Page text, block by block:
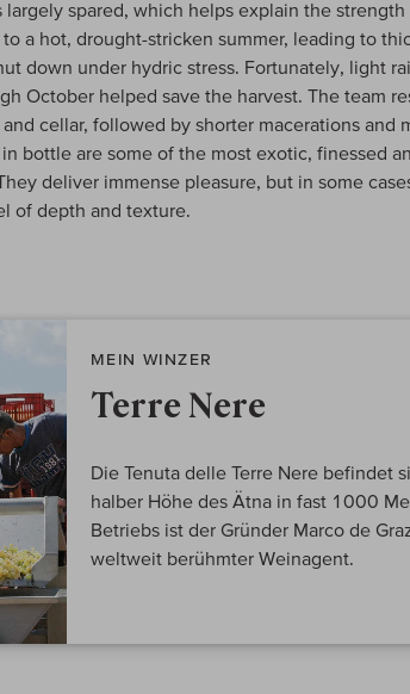
largely spared, which helps explain the strength
a hot, drought-stricken summer, leading to
down under hydric stress. Fortunately, light
October helped save the harvest. The team
cellar, followed by shorter macerations and
bottle are some of the most exotic, finessed
deliver immense pleasure, but in some
of depth and texture.
MEIN WINZER
Terre Nere
Die Tenuta delle Terre Nere befindet
halber Höhe des Ätna in fast 1000
Betriebs ist der Gründer Marco de
weltweit berühmter Weinagent.